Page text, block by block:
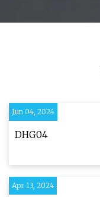
Jun 04, 2024
DHG04
Apr 13, 2024